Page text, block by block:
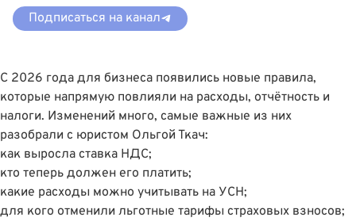
С 2026 года для бизнеса появились новые правила,
которые напрямую повлияли на расходы, отчётность и
налоги. Изменений много, самые важные из них
разобрали с юристом Ольгой Ткач:
как выросла ставка НДС;
кто теперь должен его платить;
какие расходы можно учитывать на УСН;
для кого отменили льготные тарифы страховых взносов;
Подписаться на канал